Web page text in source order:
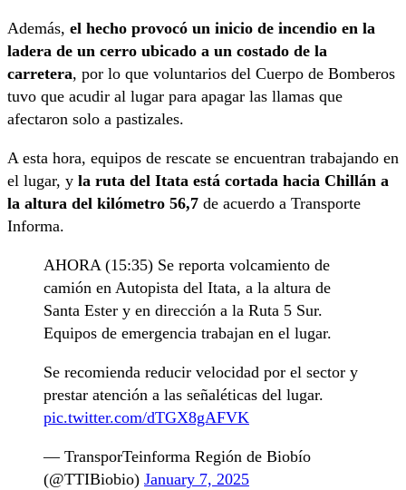
Además, el hecho provocó un inicio de incendio en la
ladera de un cerro ubicado a un costado de la
carretera, por lo que voluntarios del Cuerpo de Bomberos
tuvo que acudir al lugar para apagar las llamas que
afectaron solo a pastizales.
A esta hora, equipos de rescate se encuentran trabajando en
el lugar, y la ruta del Itata está cortada hacia Chillán a
la altura del kilómetro 56,7 de acuerdo a Transporte
Informa.
AHORA (15:35) Se reporta volcamiento de
camión en Autopista del Itata, a la altura de
Santa Ester y en dirección a la Ruta 5 Sur.
Equipos de emergencia trabajan en el lugar.
Se recomienda reducir velocidad por el sector y
prestar atención a las señaléticas del lugar.
pic.twitter.com/dTGX8gAFVK
— TransporTeinforma Región de Biobío
(@TTIBiobio) January 7, 2025